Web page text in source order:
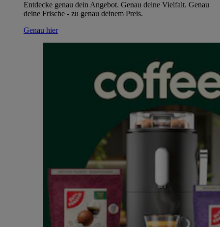
Entdecke genau dein Angebot. Genau deine Vielfalt. Genau
deine Frische - zu genau deinem Preis.
Genau hier